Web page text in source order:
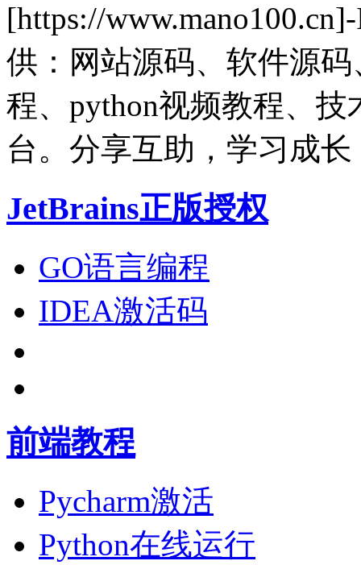
[https://
供：网站源码、软件源
程、python视频教程、
台。分享互助，学习成长
JetBrains正版授权
GO语言编程
IDEA激活码
前端教程
Pycharm激活
Python在线运行